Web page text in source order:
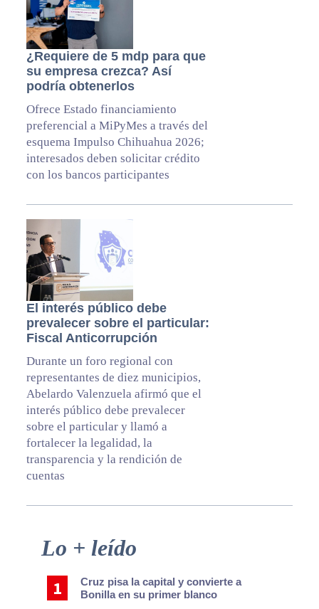
¿Requiere de 5 mdp para que
su empresa crezca? Así
podría obtenerlos
Ofrece Estado financiamiento
preferencial a MiPyMes a través del
esquema Impulso Chihuahua 2026;
interesados deben solicitar crédito
con los bancos participantes
El interés público debe
prevalecer sobre el particular:
Fiscal Anticorrupción
Durante un foro regional con
representantes de diez municipios,
Abelardo Valenzuela afirmó que el
interés público debe prevalecer
sobre el particular y llamó a
fortalecer la legalidad, la
transparencia y la rendición de
cuentas
Primary
Lo + leído
Cruz pisa la capital y convierte a
Bonilla en su primer blanco